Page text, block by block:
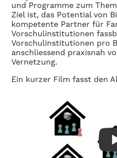
und Programme zum
Ziel ist, das Potential von
kompetente Partner für
Vorschulinstitutionen
Vorschulinstitutionen pro
anschliessend praxisnah
Vernetzung.
Ein kurzer Film fasst den
Play